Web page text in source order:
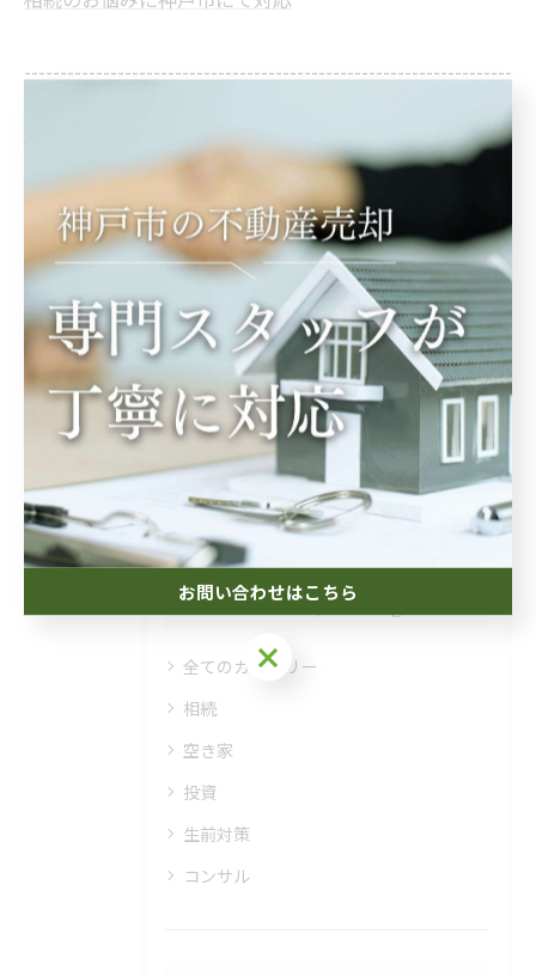
--------------------------------------------------------------------
相続
< 前のページ 一覧に戻る 次のページ >
関連タグ
#生前贈与 #査定
カテゴリー Categories
全てのカテゴリー
相続
空き家
投資
生前対策
コンサル
お問い合わせはこちら
お問い合わせはこちら